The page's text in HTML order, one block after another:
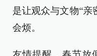
是让观众与文物“亲
会烦。